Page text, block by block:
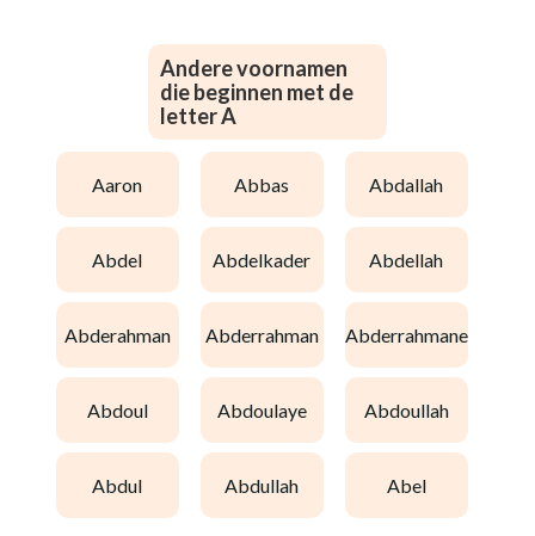
Andere voornamen
die beginnen met de
letter A
aaron abbas abdallah
abdel abdelkader abdellah
abderahman abderrahman abderrahmane
abdoul abdoulaye abdoullah
abdul abdullah abel